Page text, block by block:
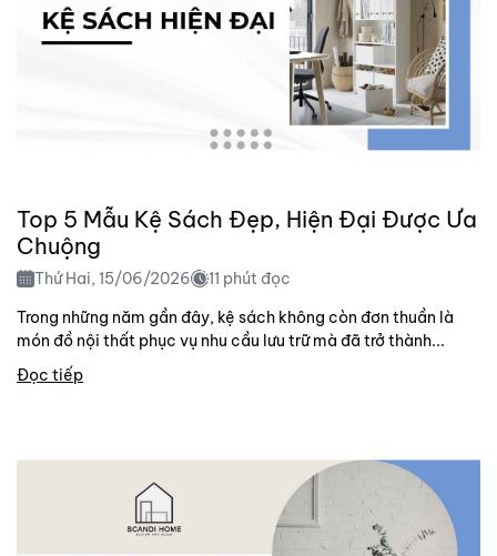
Top 5 Mẫu Kệ Sách Đẹp, Hiện Đại Được Ưa
Chuộng
Thứ Hai, 15/06/2026
11 phút đọc
Trong những năm gần đây, kệ sách không còn đơn thuần là
món đồ nội thất phục vụ nhu cầu lưu trữ mà đã trở thành...
Đọc tiếp